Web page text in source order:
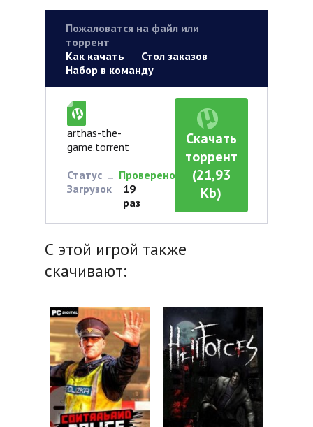
Пожаловатся на файл или
торрент
Как качать
Стол заказов
Набор в команду
arthas-the-
game.torrent
Статус
Проверено
Загрузок
19
раз
Скачать
торрент
(21,93
Kb)
С этой игрой также
скачивают: